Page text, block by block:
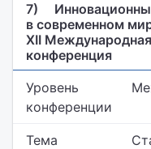
7)
в современном
XII
конференция
Уровень
конференции
Тема